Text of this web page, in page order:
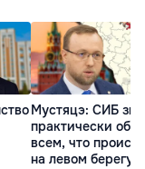
Мустяцэ: СИБ
практически обо
всем, что
на левом берегу